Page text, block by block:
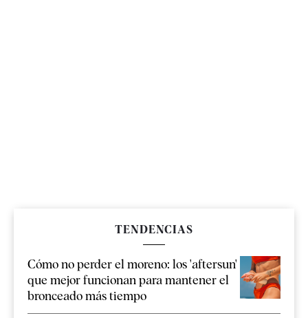
TENDENCIAS
Cómo no perder el moreno: los 'aftersun'
que mejor funcionan para mantener el
bronceado más tiempo